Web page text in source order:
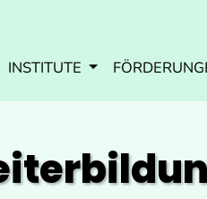
INSTITUTE